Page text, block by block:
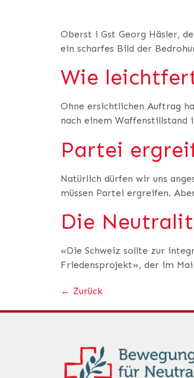
Oberst i Gst Georg Häsler,
ein scharfes Bild der
Wie
Ohne ersichtlichen Auftrag
nach einem Waffenstillstand
Partei
Natürlich dürfen wir uns
müssen Partei ergreifen.
Die
«Die Schweiz sollte zur
Friedensprojekt», der im
← Zurück